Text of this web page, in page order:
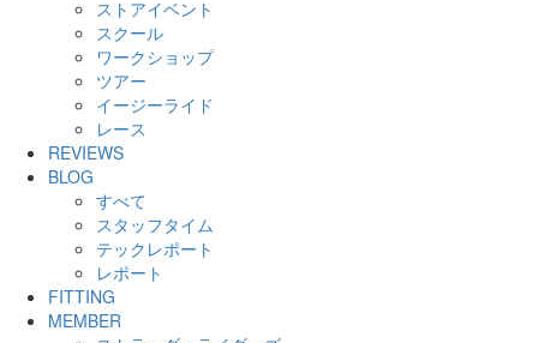
ストアイベント
スクール
ワークショップ
ツアー
イージーライド
レース
REVIEWS
BLOG
すべて
スタッフタイム
テックレポート
レポート
FITTING
MEMBER